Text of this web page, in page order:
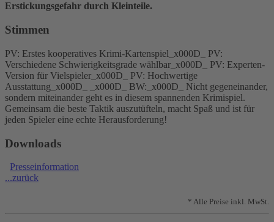
Erstickungsgefahr durch Kleinteile.
Stimmen
PV: Erstes kooperatives Krimi-Kartenspiel_x000D_ PV:
Verschiedene Schwierigkeitsgrade wählbar_x000D_ PV: Experten-
Version für Vielspieler_x000D_ PV: Hochwertige
Ausstattung_x000D_ _x000D_ BW:_x000D_ Nicht gegeneinander,
sondern miteinander geht es in diesem spannenden Krimispiel.
Gemeinsam die beste Taktik auszutüfteln, macht Spaß und ist für
jeden Spieler eine echte Herausforderung!
Downloads
Presseinformation
...zurück
* Alle Preise inkl. MwSt.